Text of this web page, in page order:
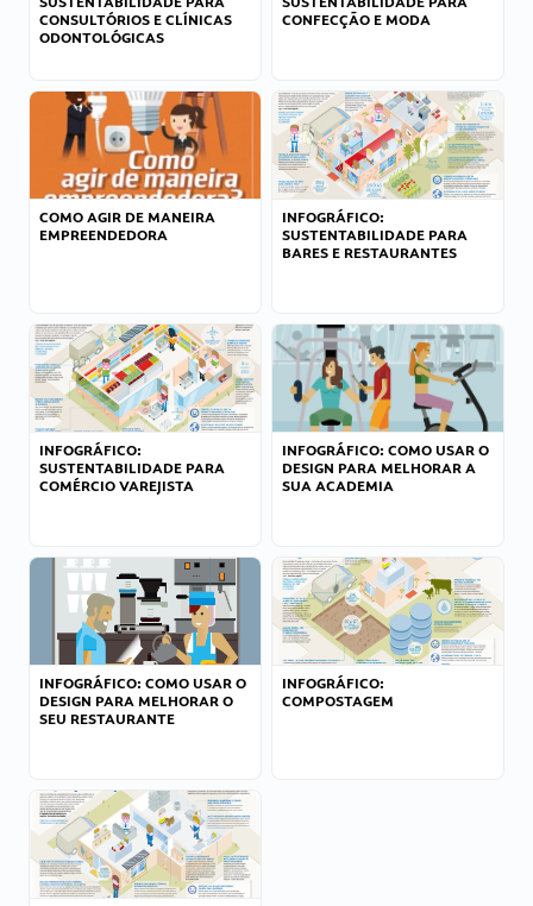
CONSULTÓRIOS E CLÍNICAS
ODONTOLÓGICAS
CONFECÇÃO E MODA
COMO AGIR DE MANEIRA
EMPREENDEDORA
INFOGRÁFICO:
SUSTENTABILIDADE PARA
BARES E RESTAURANTES
INFOGRÁFICO:
SUSTENTABILIDADE PARA
COMÉRCIO VAREJISTA
INFOGRÁFICO: COMO USAR O
DESIGN PARA MELHORAR A
SUA ACADEMIA
INFOGRÁFICO: COMO USAR O
DESIGN PARA MELHORAR O
SEU RESTAURANTE
INFOGRÁFICO:
COMPOSTAGEM